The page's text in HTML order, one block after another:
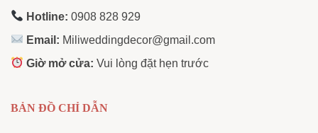
Hotline: 0908 828 929
Email: Miliweddingdecor@gmail.com
Giờ mở cửa: Vui lòng đặt hẹn trước
BẢN ĐỒ CHỈ DẪN